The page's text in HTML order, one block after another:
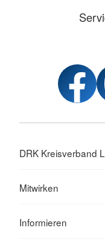
DRK Kreisverband
Mitwirken
Informieren